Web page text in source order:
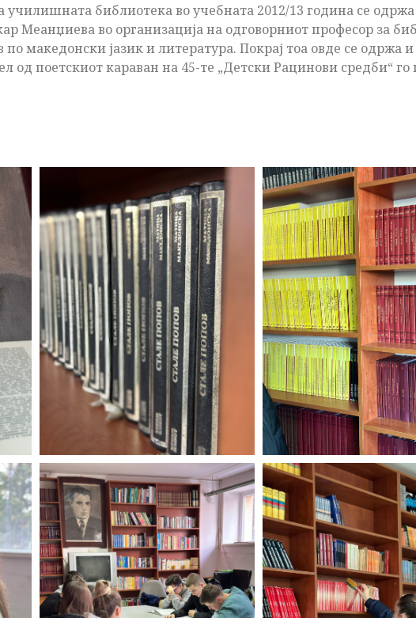
училишната библиотека во учебната 2012/13 година се
Меанџиева во организација на одговорниот професор за
по македонски јазик и литература. Покрај тоа овде се одржа
од поетскиот караван на 45-те „Детски Рацинови средби“